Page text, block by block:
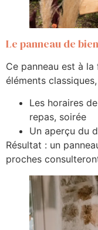
Le panneau de
Ce panneau est à
éléments
Les horaires
repas, soirée
Un aperçu du
Résultat : un
proches